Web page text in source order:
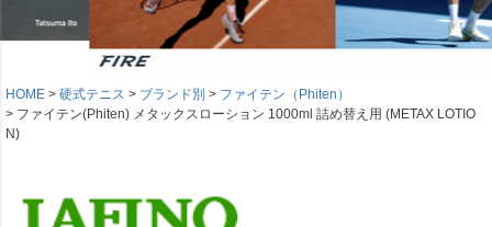
HOME 硬式テニス ブランド別
ファイテン（Phiten）
ファイテン(Phiten) メタックスローション 1000ml 詰め替え用 (METAX LOTIO
N)